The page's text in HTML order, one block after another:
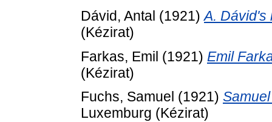
Dávid, Antal (1921)A. Dávid's
(Kézirat)
Farkas, Emil (1921) Emil
(Kézirat)
Fuchs, Samuel (1921)
Luxemburg (Kézirat)